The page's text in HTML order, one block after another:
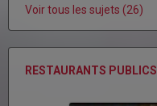
Voir tous les sujets (26)
RESTAURANTS PUBLICS